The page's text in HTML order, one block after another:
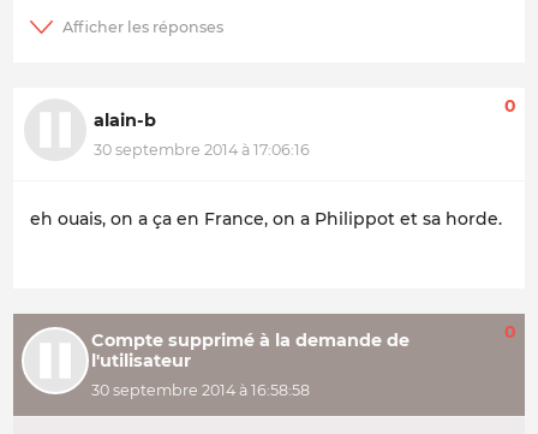
alain-b
30 septembre 2014 à 17:06:16
0
eh ouais, on a ça en France, on a Philippot et sa horde.
Compte supprimé à la demande de
l'utilisateur
30 septembre 2014 à 16:58:58
0